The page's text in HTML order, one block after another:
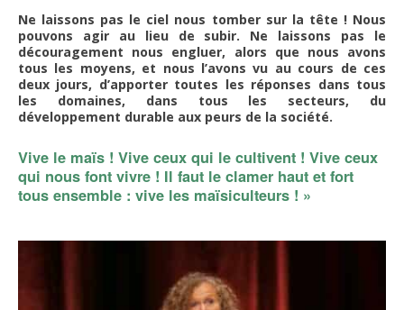
Ne laissons pas le ciel nous tomber sur la tête ! Nous
pouvons agir au lieu de subir. Ne laissons pas le
découragement nous engluer, alors que nous avons
tous les moyens, et nous l’avons vu au cours de ces
deux jours, d’apporter toutes les réponses dans tous
les domaines, dans tous les secteurs, du
développement durable aux peurs de la société.
Vive le maïs ! Vive ceux qui le cultivent ! Vive ceux
qui nous font vivre ! Il faut le clamer haut et fort
tous ensemble : vive les maïsiculteurs ! »